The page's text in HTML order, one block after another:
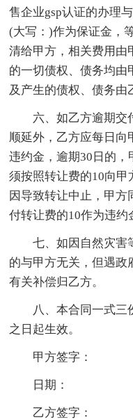
售企业gsp认证的办理
(大写：)作为保证金，
清给甲方，相关费用由
的一切债权、债务均由
及产生的债权、债务由
六、如乙方逾期交
顺延外，乙方应每日向
违约金，逾期30日的
须按照转让费的10向
因导致转让中止，甲方
付转让费的10作为违约
七、如因自然灾害
的与甲方无关，但遇政
有关补偿归乙方。
八、本合同一式
之日起生效。
甲方签字：
日期：
乙方签字：